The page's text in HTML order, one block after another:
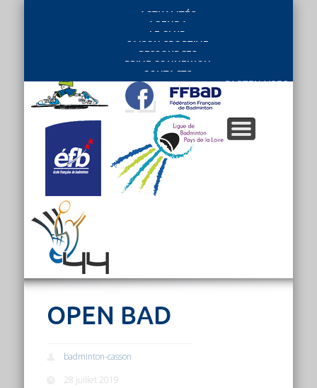
ACTUALITÉS
AGENDA
LE CLUB
SAISON SPORTIVE
RESSOURCES
PRIVE CONNEXION
CONTACTS
PARTENAIRES
OPEN BAD
badminton-casson
28 juillet 2019